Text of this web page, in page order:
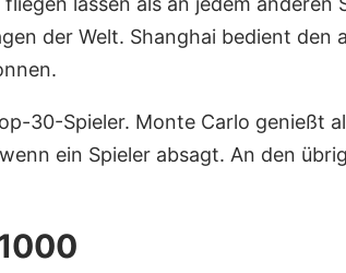
der Welt. Shanghai bedient
30-Spieler. Monte Carlo genießt
ein Spieler absagt. An den